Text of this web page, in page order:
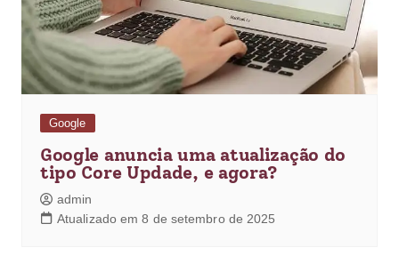
Google
Google anuncia uma atualização do
tipo Core Updade, e agora?
admin
Atualizado em 8 de setembro de 2025